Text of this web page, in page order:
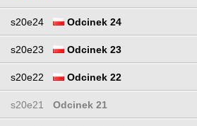
s20e24 Odcinek 24
s20e23 Odcinek 23
s20e22 Odcinek 22
s20e21 Odcinek 21